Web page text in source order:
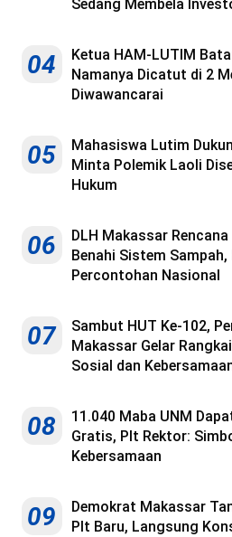
Sedang Membela
04
Ketua HAM-LUTIM
Namanya Dicatut di 2
Diwawancarai
05
Mahasiswa Lutim
Minta Polemik Laoli
Hukum
06
DLH Makassar
Benahi Sistem Sampah,
Percontohan Nasional
07
Sambut HUT Ke-102,
Makassar Gelar
Sosial dan
08
11.040 Maba UNM
Gratis, Plt Rektor:
Kebersamaan
09
Demokrat Makassar
Plt Baru, Langsung